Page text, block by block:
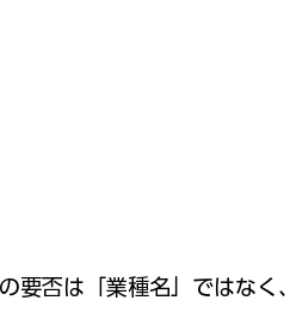
要否は「業種名」ではなく、